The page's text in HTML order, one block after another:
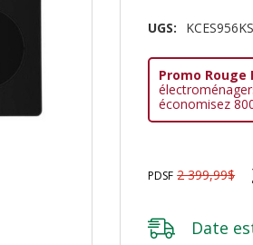
UGS:
Promo Rouge
économisez
PDSF 2 399,99$
Date